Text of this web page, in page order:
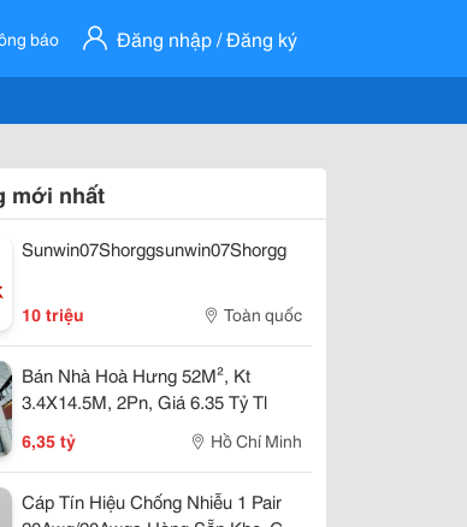
báo Đăng nhập / Đăng ký
mới nhất
Sunwin07Shorggsunwin07Shorgg
10 triệu Toàn quốc
Bán Nhà Hoà Hưng 52M², Kt
3.4X14.5M, 2Pn, Giá 6.35 Tỷ Tl
6,35 tỷ Hồ Chí Minh
Cáp Tín Hiệu Chống Nhiễu 1 Pair